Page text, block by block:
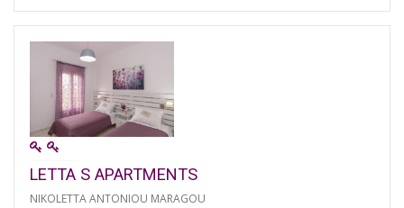
LETTA S APARTMENTS
NIKOLETTA ANTONIOU MARAGOU